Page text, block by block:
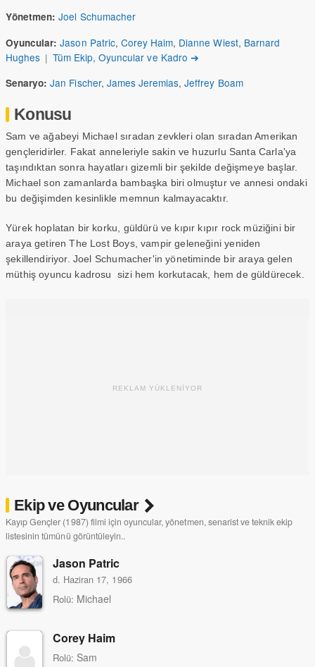
Yönetmen: Joel Schumacher
Oyuncular: Jason Patric, Corey Haim, Dianne Wiest, Barnard
Hughes | Tüm Ekip, Oyuncular ve Kadro ➔
Senaryo: Jan Fischer, James Jeremias,Jeffrey Boam
Konusu
Sam ve ağabeyi Michael sıradan zevkleri olan sıradan Amerikan
gençleridirler. Fakat anneleriyle sakin ve huzurlu Santa Carla'ya
taşındıktan sonra hayatları gizemli bir şekilde değişmeye başlar.
Michael son zamanlarda bambaşka biri olmuştur ve annesi ondaki
bu değişimden kesinlikle memnun kalmayacaktır.
Yürek hoplatan bir korku, güldürü ve kıpır kıpır rock müziğini bir
araya getiren The Lost Boys, vampir geleneğini yeniden
şekillendiriyor. Joel Schumacher'in yönetiminde bir araya gelen
müthiş oyuncu kadrosu sizi hem korkutacak, hem de güldürecek.
REKLAM YÜKLENİYOR
Ekip ve Oyuncular
Kayıp Gençler (1987) filmi için oyuncular, yönetmen, senarist ve teknik ekip
listesinin tümünü görüntüleyin..
Jason Patric
d. Haziran 17, 1966
Rolü: Michael
Corey Haim
Rolü: Sam